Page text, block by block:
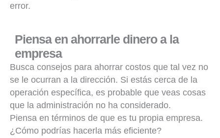
error.
Piensa en ahorrarle dinero a la
empresa
Busca consejos para ahorrar costos que tal vez no
se le ocurran a la dirección. Si estás cerca de la
operación específica, es probable que veas cosas
que la administración no ha considerado.
Piensa en términos de que es tu propia empresa.
¿Cómo podrías hacerla más eficiente?